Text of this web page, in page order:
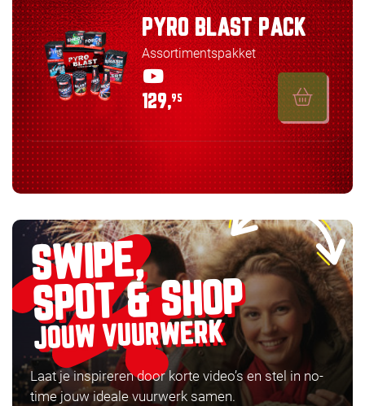
PYRO BLAST PACK
Assortimentspakket
129,95
SWIPE,
SPOT & SHOP
JOUW VUURWERK
Laat je inspireren door korte video’s en stel in no-
time jouw ideale vuurwerk samen.